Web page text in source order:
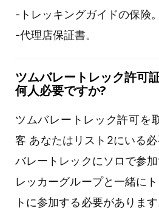
-トレッキングガイドの保険。
-代理店保証書。
ツムバレートレック許可
何人必要ですか?
ツムバレートレック許可を
客 あなたはリスト2にいる
バレートレックにソロで参
レッカーグループと一緒に
トに参加する必要がありま